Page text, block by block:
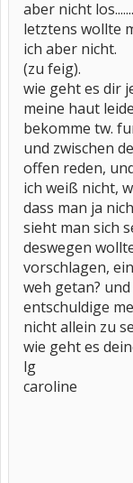
aber nicht
letztens wollte
ich aber nicht.
(zu feig).
wie geht es dir
meine haut
bekomme tw.
und zwischen
offen reden,
ich weiß nicht,
dass man ja
sieht man sich
deswegen
vorschlagen,
weh getan?
entschuldige
nicht allein zu
wie geht es
lg
caroline